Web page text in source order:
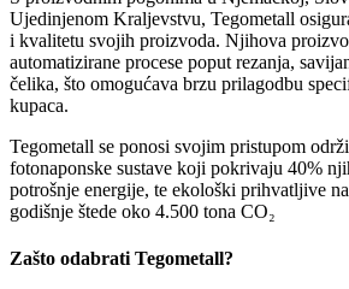
Ujedinjenom Kraljevstvu, Tegometall
i kvalitetu svojih proizvoda. Njihova
automatizirane procese poput rezanja,
čelika, što omogućava brzu prilagodbu
kupaca.
Tegometall se ponosi svojim pristupom
fotonaponske sustave koji pokrivaju 40%
potrošnje energije, te ekološki prihvatljive
godišnje štede oko 4.500 tona CO₂
Zašto odabrati Tegometall?